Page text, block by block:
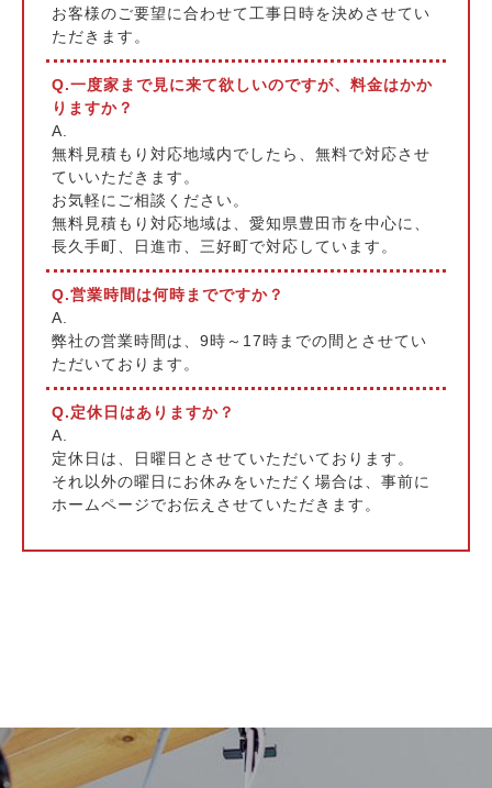
お客様のご要望に合わせて工事日時を決めさせてい
ただきます。
Q.一度家まで見に来て欲しいのですが、料金はかか
りますか？
A.
無料見積もり対応地域内でしたら、無料で対応させ
ていいただきます。
お気軽にご相談ください。
無料見積もり対応地域は、愛知県豊田市を中心に、
長久手町、日進市、三好町で対応しています。
Q.営業時間は何時までですか？
A.
弊社の営業時間は、9時～17時までの間とさせてい
ただいております。
Q.定休日はありますか？
A.
定休日は、日曜日とさせていただいております。
それ以外の曜日にお休みをいただく場合は、事前に
ホームページでお伝えさせていただきます。